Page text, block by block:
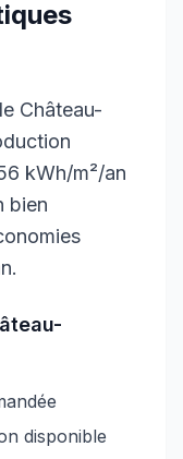
Château-
kWh/m²/an
bien
disponible